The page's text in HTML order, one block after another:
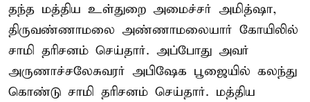
தந்த மத்திய உள்துறை அமைச்சர் அமித்ஷா,
திருவண்ணாமலை அண்ணாமலையார் கோயிலில்
சாமி தரிசனம் செய்தார். அப்போது அவர்
அருணாச்சலேசுவரர் அபிஷேக பூஜையில் கலந்து
கொண்டு சாமி தரிசனம் செய்தார். மத்திய